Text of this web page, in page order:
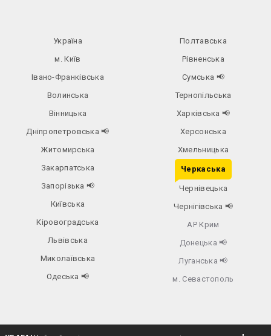
Україна
м. Київ
Івано-Франківська
Волинська
Вінницька
Дніпропетровська📢
Житомирська
Закарпатська
Запорізька 📢
Київська
Кіровоградська
Львівська
Миколаївська
Одеська📢
Полтавська
Рівненська
Сумська 📢
Тернопільська
Харківська 📢
Херсонська
Хмельницька
Черкаська
Чернівецька
Чернігівська 📢
АР Крим
Донецька 📢
Луганська 📢
м. Севастополь